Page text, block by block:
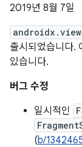
2019년 8월 7일
출시되었습니다.
있습니다.
버그 수정
일시적인
(b/